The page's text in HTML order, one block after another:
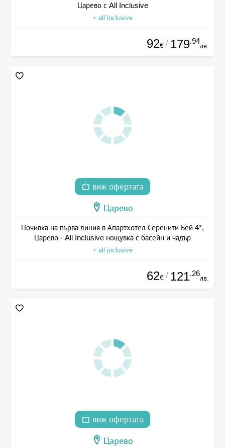
Царево с All Inclusive
+ all inclusive
92€ / 179.94
лв.
виж офертата
Царево
Почивка на първа линия в Апартхотел Серенити Бей 4*,
Царево - All Inclusive нощувка с басейн и чадър
+ all inclusive
62€ / 121.26
лв.
виж офертата
Царево